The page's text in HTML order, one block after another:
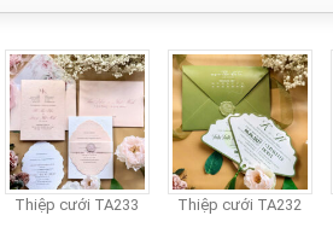
Thiệp cưới TA233 Thiệp cưới TA232